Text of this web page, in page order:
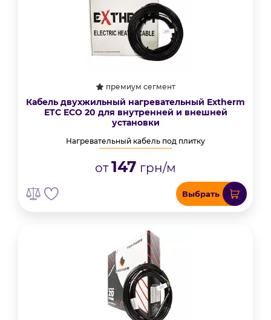
премиум сегмент
Кабель двухжильный нагревательный Extherm
ETС ECO 20 для внутренней и внешней
установки
Нагревательный кабель под плитку
от147 грн/м
Выбрать